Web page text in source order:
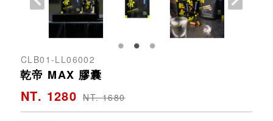
CLB01-LL06002
乾帝 MAX 膠囊
NT. 1280 NT. 1680